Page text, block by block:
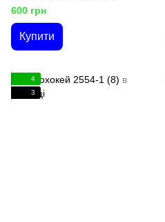
600 грн
Купити
4
3